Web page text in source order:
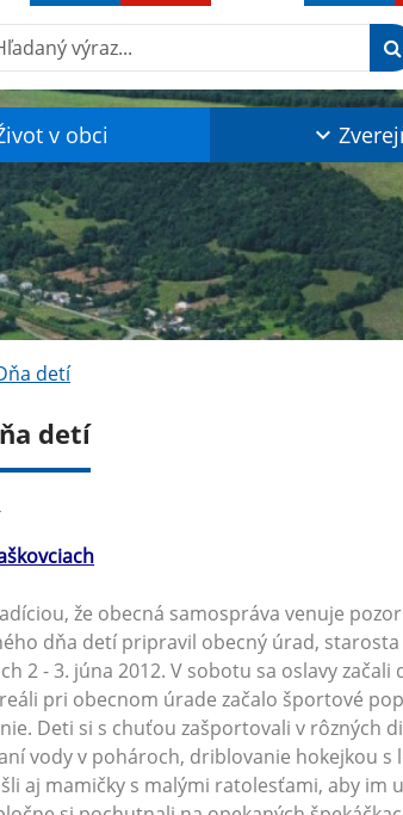
výraz...
v obci
detí
detí
že obecná samospráva venuje
dňa detí pripravil obecný úrad,
2 - 3. júna 2012. V sobotu sa oslavy
pri obecnom úrade začalo športové
Deti si s chuťou zašportovali v rôzných
vody v pohároch, driblovanie hokejkou
aj mamičky s malými ratolesťami, aby im